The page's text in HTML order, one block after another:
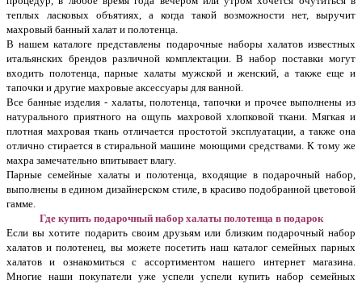
теплых ласковых объятиях, а когда такой возможности нет, выручит
махровый банный халат и полотенца.
В нашем каталоге представлены подарочные наборы халатов известных
итальянских брендов различной комплектации. В набор поставки могут
входить полотенца, парные халаты мужской и женский, а также еще и
тапочки и другие махровые аксессуары для ванной.
Все банные изделия - халаты, полотенца, тапочки и прочее выполнены из
натурального приятного на ощупь махровой хлопковой ткани. Мягкая и
плотная махровая ткань отличается простотой эксплуатации, а также она
отлично стирается в стиральной машине моющими средствами. К тому же
махра замечательно впитывает влагу.
Парные семейные халаты и полотенца, входящие в подарочный набор,
выполнены в едином дизайнерском стиле, в красиво подобранной цветовой
гамме.
Где купить подарочный набор халаты полотенца в подарок
Если вы хотите подарить своим друзьям или близким подарочный набор
халатов и полотенец, вы можете посетить наш каталог семейных парных
халатов и ознакомиться с ассортиментом нашего интернет магазина.
Многие наши покупатели уже успели успели купить набор семейных